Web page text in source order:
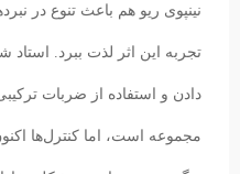
نینپوی ریو هم باعث تنوع در
تجربه این اثر لذت ببرد.
دادن و استفاده از ضربات
مجموعه است، اما کنترل‌ها